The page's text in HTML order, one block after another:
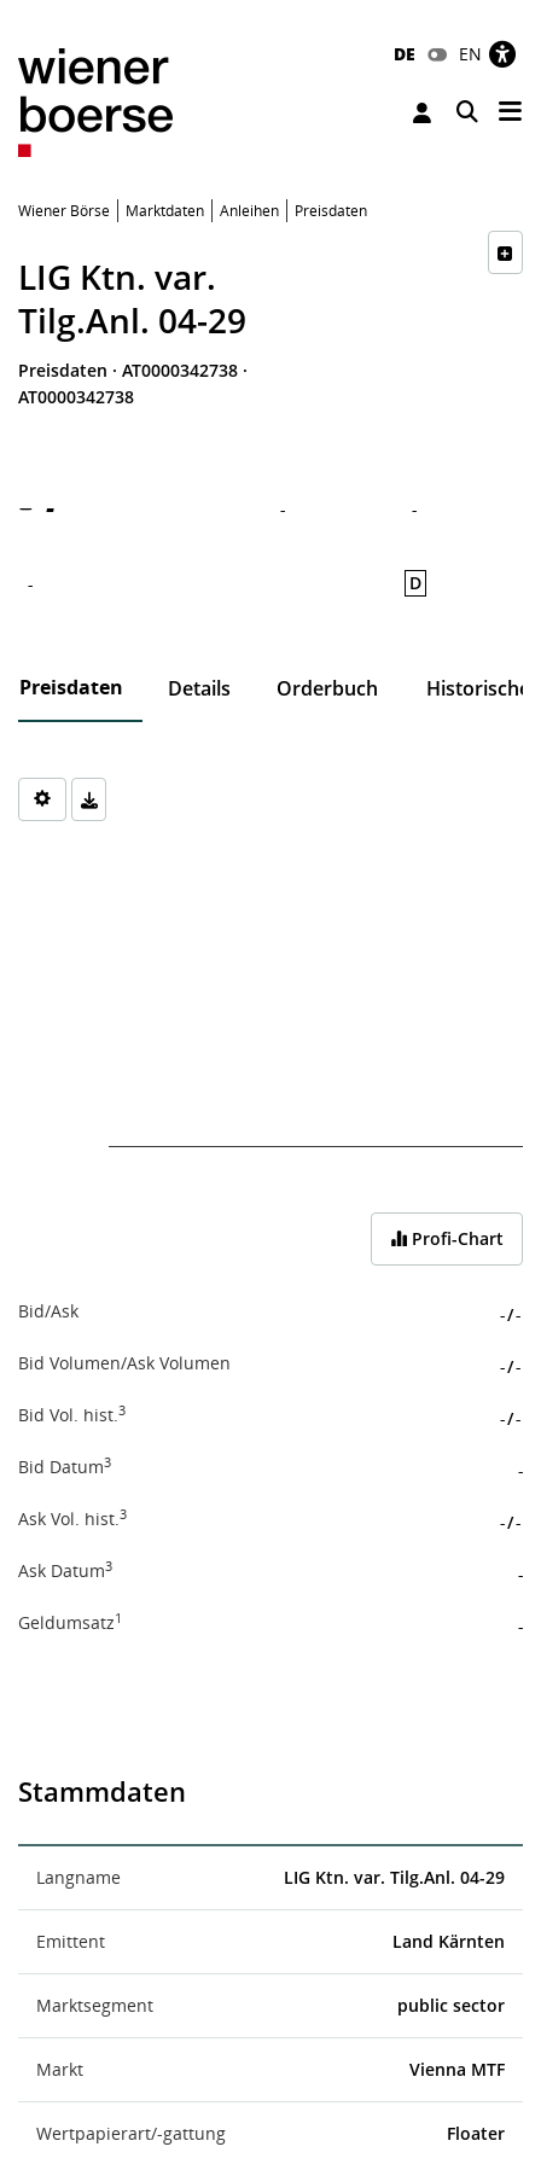
DE EN
Toggle
Wiener Börse Marktdaten Anleihen Preisdaten
LIG Ktn. var.
Tilg.Anl. 04-29
Preisdaten · AT0000342738 ·
AT0000342738
- - -
- D
Preisdaten Details Orderbuch Historische
Chart
Profi-Chart
Bid/Ask -/-
Bid Volumen/Ask Volumen -/-
Bid Vol. hist.3 -/-
Bid Datum3 -
Ask Vol. hist.3 -/-
Ask Datum3 -
Geldumsatz1 -
Stammdaten
Langname LIG Ktn. var. Tilg.Anl. 04-29
Emittent Land Kärnten
Marktsegment public sector
Markt Vienna MTF
Wertpapierart/-gattung Floater